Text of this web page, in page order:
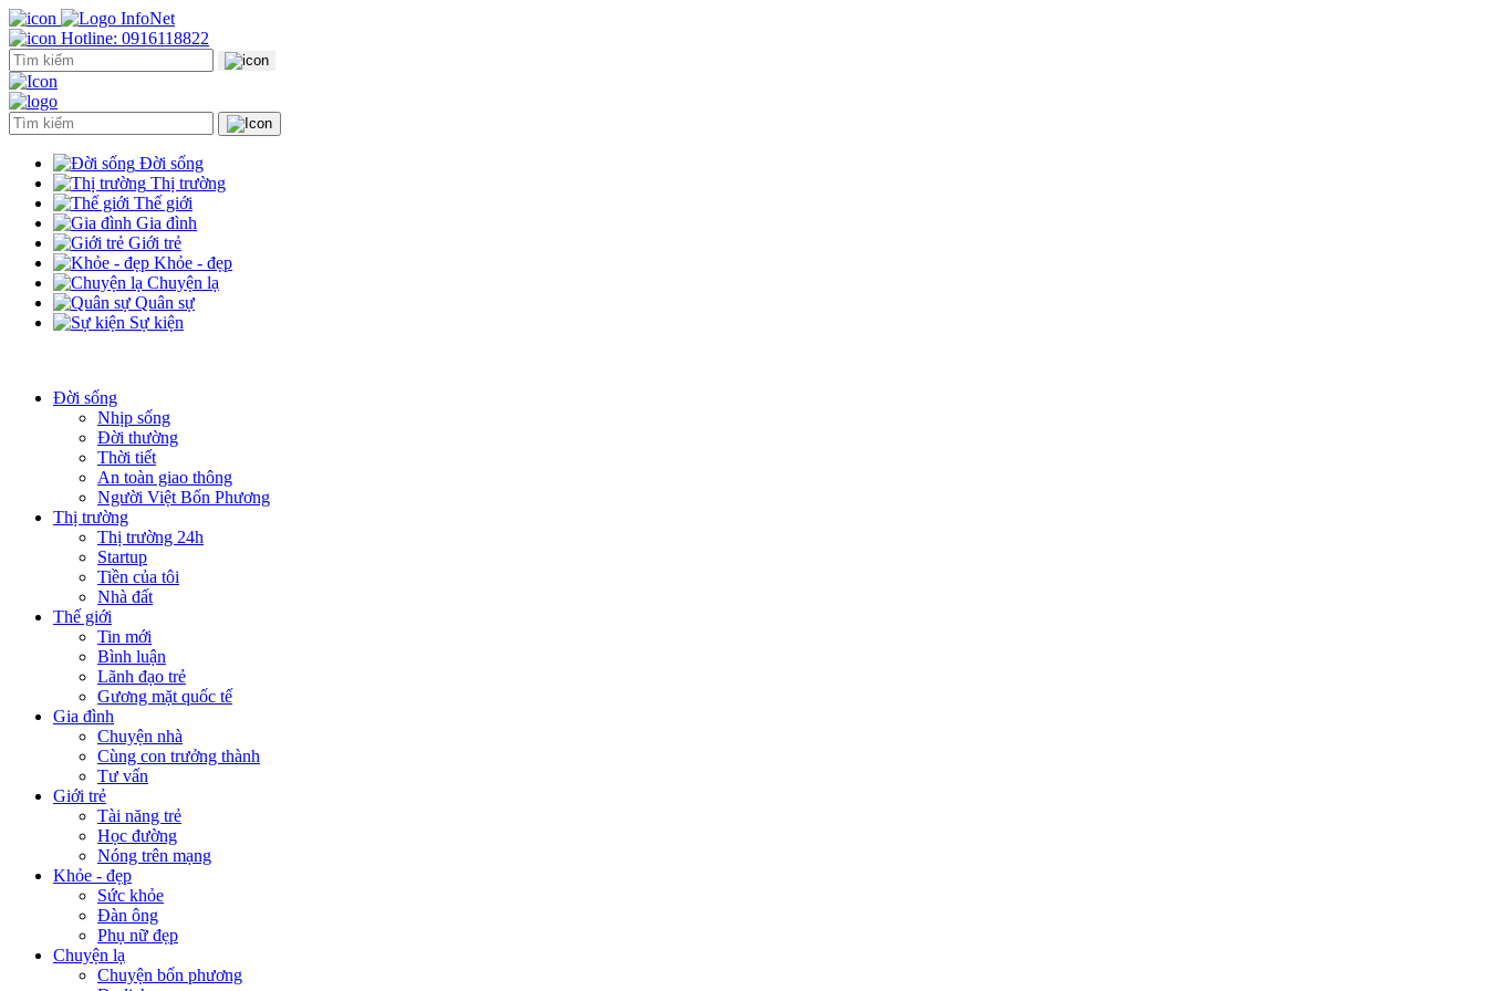
Hotline: 0916118822
Đời sống
Thị trường
Thế giới
Gia đình
Giới trẻ
Khỏe - đẹp
Chuyện lạ
Quân sự
Sự kiện
Đời sống
Nhịp sống
Đời thường
Thời tiết
An toàn giao thông
Người Việt Bốn Phương
Thị trường
Thị trường 24h
Startup
Tiền của tôi
Nhà đất
Thế giới
Tin mới
Bình luận
Lãnh đạo trẻ
Gương mặt quốc tế
Gia đình
Chuyện nhà
Cùng con trưởng thành
Tư vấn
Giới trẻ
Tài năng trẻ
Học đường
Nóng trên mạng
Khỏe - đẹp
Sức khỏe
Đàn ông
Phụ nữ đẹp
Chuyện lạ
Chuyện bốn phương